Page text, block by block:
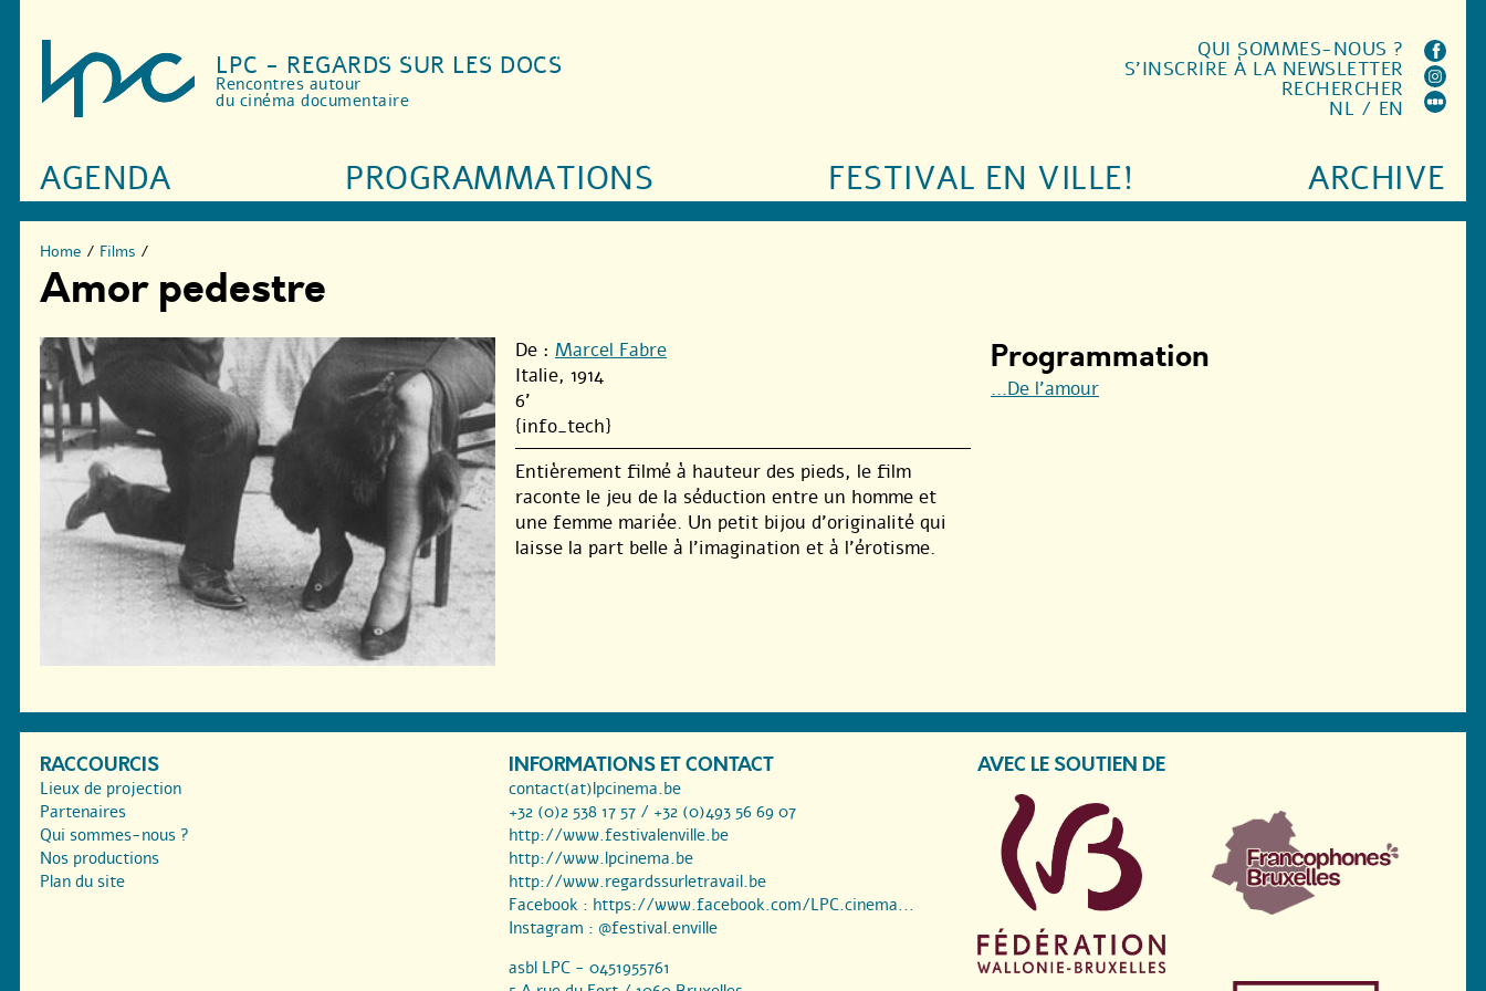
LPC - REGARDS SUR LES DOCS
Rencontres autour
du cinéma documentaire
AGENDA PROGRAMMATIONS FESTIVAL EN VILLE! ARCHIVE
QUI SOMMES-NOUS ?
S'INSCRIRE À LA NEWSLETTER
RECHERCHER
NL / EN
Home / Films /
Amor pedestre
De : Marcel Fabre
Italie, 1914
6'
{info_tech}
Entièrement filmé à hauteur des pieds, le film
raconte le jeu de la séduction entre un homme et
une femme mariée. Un petit bijou d’originalité qui
laisse la part belle à l’imagination et à l’érotisme.
Programmation
...De l’amour
RACCOURCIS
Lieux de projection
Partenaires
Qui sommes-nous ?
Nos productions
Plan du site
INFORMATIONS ET CONTACT
contact(at)lpcinema.be
+32 (0)2 538 17 57 / +32 (0)493 56 69 07
http://www.festivalenville.be
http://www.lpcinema.be
http://www.regardssurletravail.be
Facebook : https://www.facebook.com/LPC.cinema...
Instagram : @festival.enville
asbl LPC - 0451955761
AVEC LE SOUTIEN DE